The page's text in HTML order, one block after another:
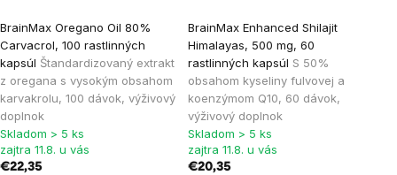
BrainMax Oregano Oil 80%
Carvacrol, 100 rastlinných
kapsúl Štandardizovaný extrakt
z oregana s vysokým obsahom
karvakrolu, 100 dávok, výživový
doplnok
hodnotenie
produktu
je
5,0
z
5
hviezdičiek.
Skladom > 5 ks
zajtra 11.8. u vás
€22,35
BrainMax Enhanced Shilajit
Himalayas, 500 mg, 60
rastlinných kapsúl S 50%
obsahom kyseliny fulvovej a
koenzýmom Q10, 60 dávok,
výživový doplnok
Skladom > 5 ks
zajtra 11.8. u vás
€20,35